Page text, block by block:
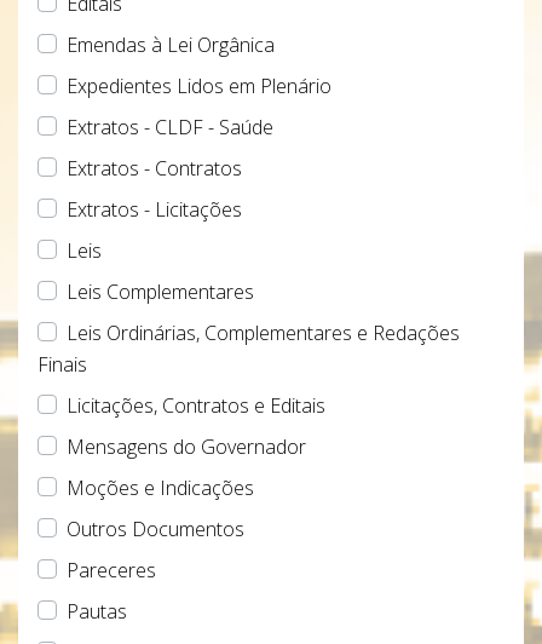
Emendas à Lei Orgânica
Expedientes Lidos em Plenário
Extratos - CLDF - Saúde
Extratos - Contratos
Extratos - Licitações
Leis
Leis Complementares
Leis Ordinárias, Complementares e Redações
Finais
Licitações, Contratos e Editais
Mensagens do Governador
Moções e Indicações
Outros Documentos
Pareceres
Pautas